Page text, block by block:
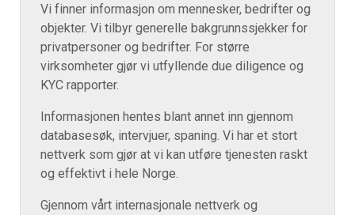
Vi finner informasjon om mennesker, bedrifter og
objekter. Vi tilbyr generelle bakgrunnssjekker for
privatpersoner og bedrifter. For større
virksomheter gjør vi utfyllende due diligence og
KYC rapporter.
Informasjonen hentes blant annet inn gjennom
databasesøk, intervjuer, spaning. Vi har et stort
nettverk som gjør at vi kan utføre tjenesten raskt
og effektivt i hele Norge.
Gjennom vårt internasjonale nettverk og